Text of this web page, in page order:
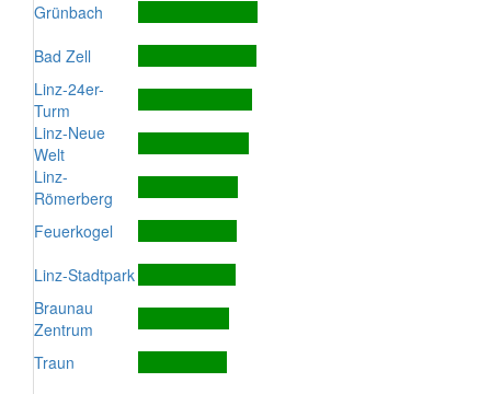
Grünbach
Bad Zell
Linz-24er-
Turm
Linz-Neue
Welt
Linz-
Römerberg
Feuerkogel
Linz-Stadtpark
Braunau
Zentrum
Traun